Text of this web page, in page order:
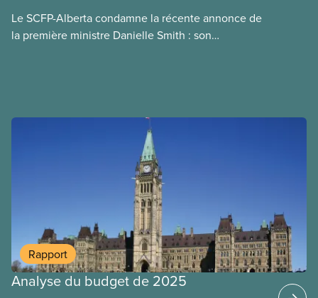
environnementales, le rôle du secteur privé dans
l’intensification de ces conséquences et les
Le SCFP-Alberta condamne la récente annonce de
la première ministre Danielle Smith : son
Rapport
Analyse du budget de 2025